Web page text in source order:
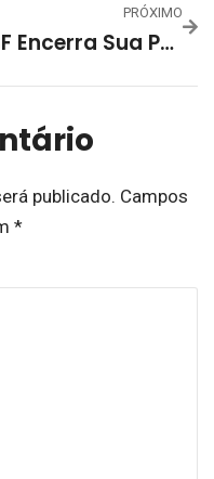
PRÓXIMO
ABF Encerra Sua Participação No Campeonato Gaúcho Série Ouro 2024
publicado. Campos
*